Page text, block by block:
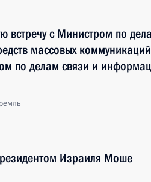
встречу с Министром по
массовых коммуникаций
по делам связи и
Израиля Моше